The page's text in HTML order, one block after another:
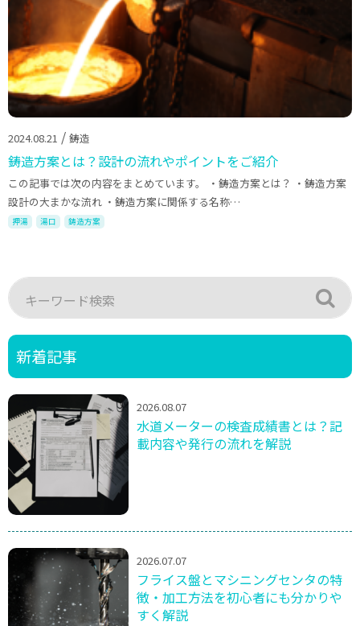
2024.08.21 / 鋳造
鋳造方案とは？設計の流れやポイントをご紹介
この記事では次の内容をまとめています。 ・鋳造方案とは？ ・鋳造方案
設計の大まかな流れ ・鋳造方案に関係する名称…
押湯 湯口 鋳造方案
新着記事
2026.08.07
水道メーターの検査成績書とは？記
載内容や発行の流れを解説
2026.07.07
フライス盤とマシニングセンタの特
徴・加工方法を初心者にも分かりや
すく解説